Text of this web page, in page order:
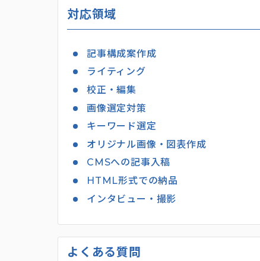
対応領域
記事構成案作成
ライティング
校正・編集
画像選定対策
キーワード選定
オリジナル画像・図表作成
CMSへの記事入稿
HTML形式での納品
インタビュー・撮影
よくある質問